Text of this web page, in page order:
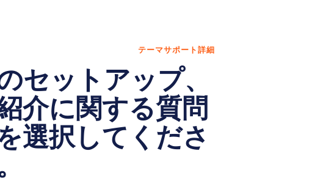
テーマサポート詳細
セットアップ、
介に関する質問
選択してくださ